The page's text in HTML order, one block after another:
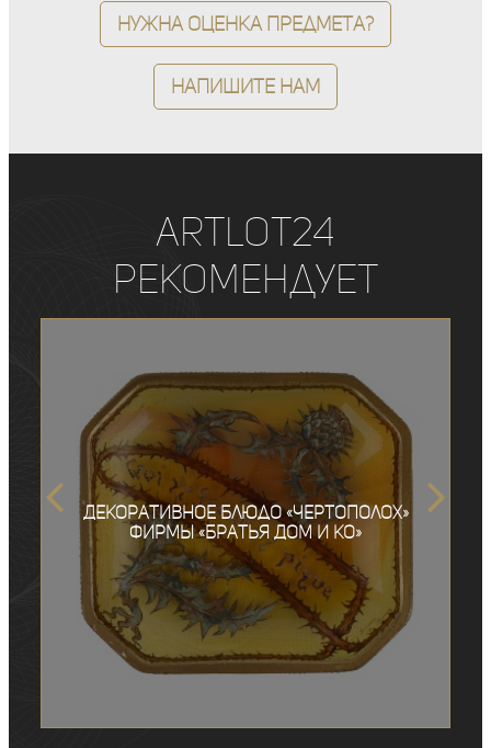
Нужна оценка предмета?
Напишите нам
ArtLot24
рекомендует
Декоративное блюдо «Чертополох»
фирмы «Братья Дом и Ко»